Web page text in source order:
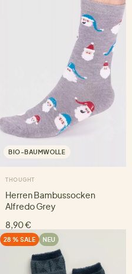
BIO-BAUMWOLLE
THOUGHT
Herren Bambussocken
Alfredo Grey
8,90 €
28 % SALE NEU